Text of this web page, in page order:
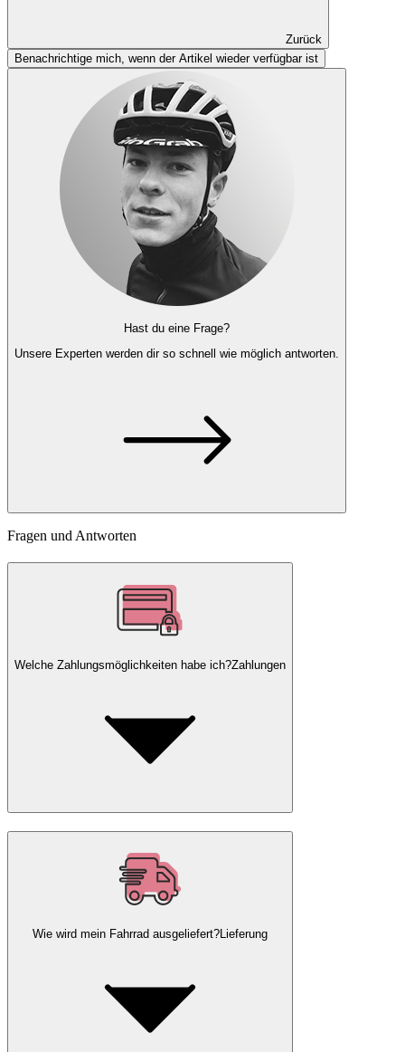
Zurück
Benachrichtige mich, wenn der Artikel wieder verfügbar ist
Hast du eine Frage?
Unsere Experten werden dir so schnell wie möglich antworten.
Fragen und Antworten
Welche Zahlungsmöglichkeiten habe ich?Zahlungen
Wie wird mein Fahrrad ausgeliefert?Lieferung